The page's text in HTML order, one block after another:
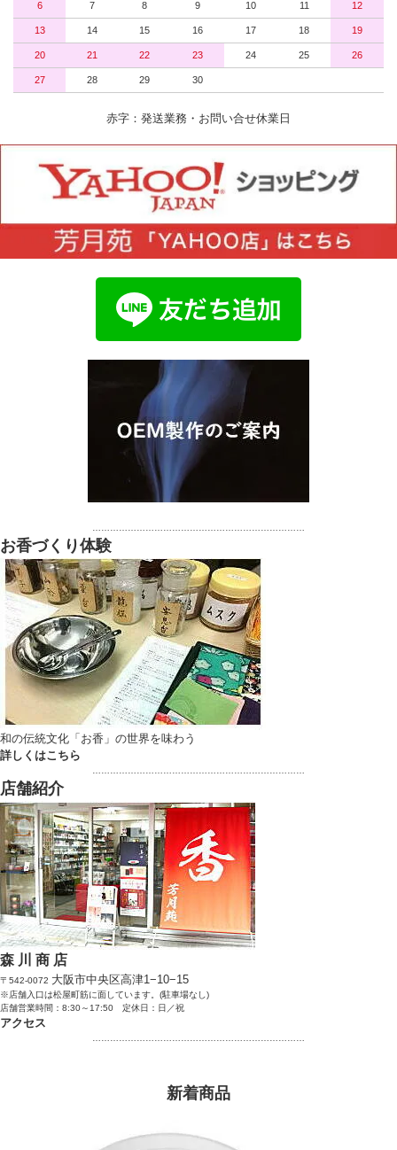
6 7 8 9 10 11 12
13 14 15 16 17 18 19
20 21 22 23 24 25 26
27 28 29 30
赤字：発送業務・お問い合せ休業日
お香づくり体験
和の伝統文化「お香」の世界を味わう
詳しくはこちら
店舗紹介
森 川 商 店
〒542-0072 大阪市中央区高津1−10−15
※店舗入口は松屋町筋に面しています。(駐車場なし)
店舗営業時間：8:30～17:50 定休日：日／祝
アクセス
新着商品